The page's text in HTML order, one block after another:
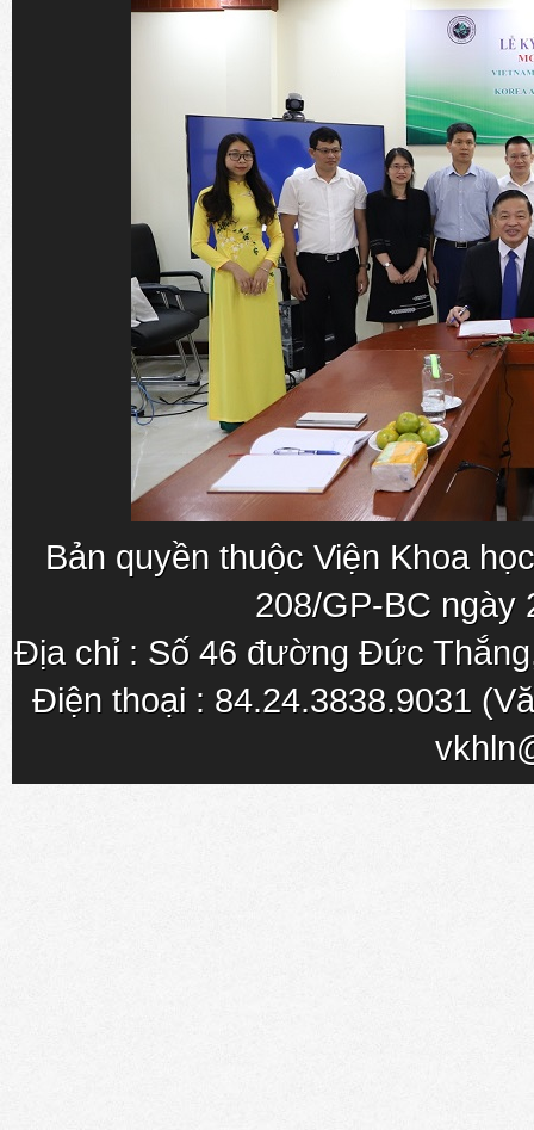
Bản quyền thuộc Viện Khoa
208/GP-BC ngày
Địa chỉ : Số 46 đường Đức
Điện thoại : 84.24.3838.9031